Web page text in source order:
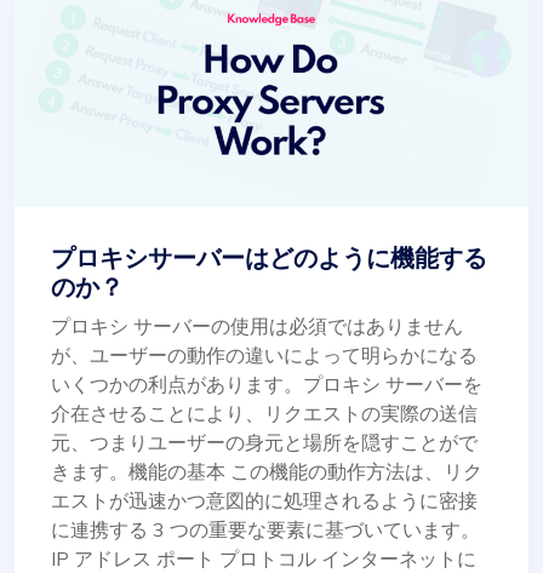
プロキシサーバーはどのように機能する
のか？
プロキシ サーバーの使用は必須ではありません
が、ユーザーの動作の違いによって明らかになる
いくつかの利点があります。プロキシ サーバーを
介在させることにより、リクエストの実際の送信
元、つまりユーザーの身元と場所を隠すことがで
きます。機能の基本 この機能の動作方法は、リク
エストが迅速かつ意図的に処理されるように密接
に連携する 3 つの重要な要素に基づいています。
IP アドレス ポート プロトコル インターネットに